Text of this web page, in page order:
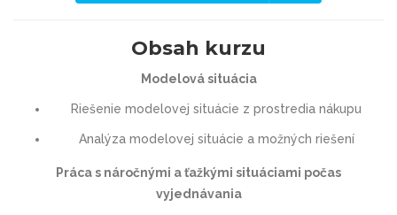
Obsah kurzu
Modelová situácia
Riešenie modelovej situácie z prostredia nákupu
Analýza modelovej situácie a možných riešení
Práca s náročnými a ťažkými situáciami počas
vyjednávania